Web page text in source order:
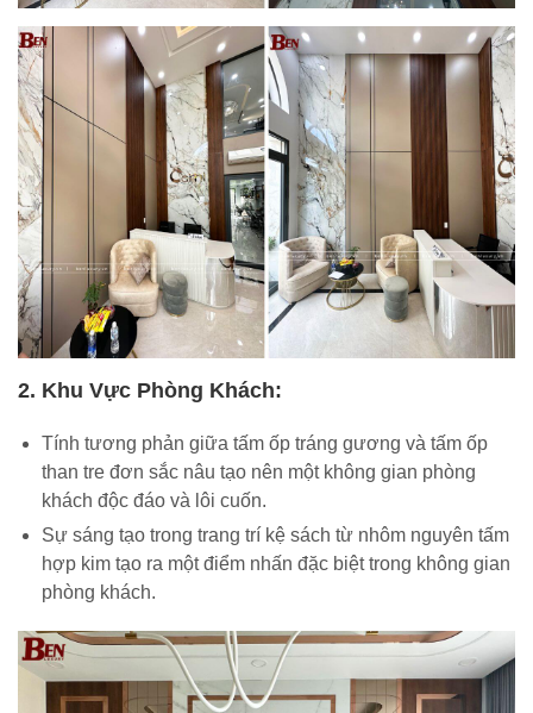
2. Khu Vực Phòng Khách:
Tính tương phản giữa tấm ốp tráng gương và tấm ốp
than tre đơn sắc nâu tạo nên một không gian phòng
khách độc đáo và lôi cuốn.
Sự sáng tạo trong trang trí kệ sách từ nhôm nguyên tấm
hợp kim tạo ra một điểm nhấn đặc biệt trong không gian
phòng khách.